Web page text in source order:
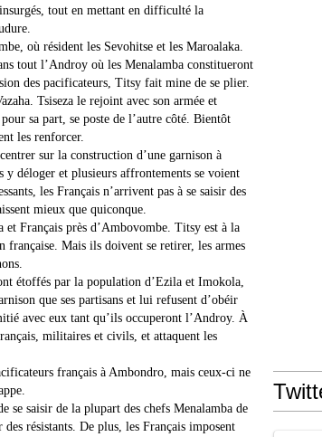
tout en mettant en difficulté la
où résident les Sevohitse et les Maroalaka.
tout l’Androy où les Menalamba constitueront
des pacificateurs, Titsy fait mine de se plier.
Tsiseza le rejoint avec son armée et
sa part, se poste de l’autre côté. Bientôt
les renforcer.
sur la construction d’une garnison à
déloger et plusieurs affrontements se voient
les Français n’arrivent pas à se saisir des
mieux que quiconque.
Français près d’Ambovombe. Titsy est à la
française. Mais ils doivent se retirer, les armes
étoffés par la population d’Ezila et Imokola,
que ses partisans et lui refusent d’obéir
avec eux tant qu’ils occuperont l’Androy. À
militaires et civils, et attaquent les
français à Ambondro, mais ceux-ci ne
se saisir de la plupart des chefs Menalamba de
résistants. De plus, les Français imposent